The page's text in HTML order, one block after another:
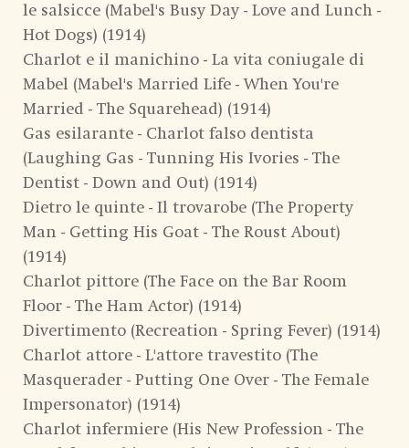
le salsicce (Mabel's Busy Day - Love and Lunch -
Hot Dogs) (1914)
Charlot e il manichino - La vita coniugale di
Mabel (Mabel's Married Life - When You're
Married - The Squarehead) (1914)
Gas esilarante - Charlot falso dentista
(Laughing Gas - Tunning His Ivories - The
Dentist - Down and Out) (1914)
Dietro le quinte - Il trovarobe (The Property
Man - Getting His Goat - The Roust About)
(1914)
Charlot pittore (The Face on the Bar Room
Floor - The Ham Actor) (1914)
Divertimento (Recreation - Spring Fever) (1914)
Charlot attore - L'attore travestito (The
Masquerader - Putting One Over - The Female
Impersonator) (1914)
Charlot infermiere (His New Profession - The